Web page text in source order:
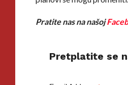
Pratite nas na našoj
Pretplatite se